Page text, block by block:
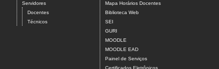
Servidores
Docentes
Técnicos
Mapa Horários Docentes
Biblioteca Web
SEI
GURI
MOODLE
MOODLE EAD
Painel de Serviços